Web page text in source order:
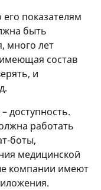
показателям
быть
много лет
состав
и
доступность.
работать
боты,
медицинской
компании имеют